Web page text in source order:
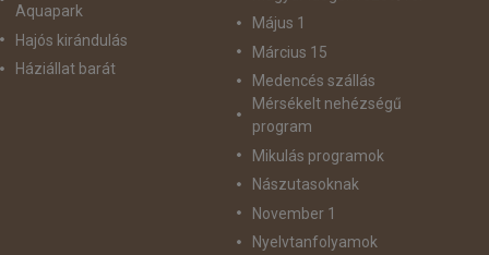
Aquapark
Hajós kirándulás
Háziállat barát
Május 1
Március 15
Medencés szállás
Mérsékelt nehézségű
program
Mikulás programok
Nászutasoknak
November 1
Nyelvtanfolyamok